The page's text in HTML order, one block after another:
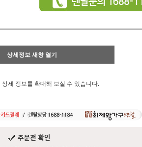
상세정보 새창 열기
상세 정보를 확대해 보실 수 있습니다.